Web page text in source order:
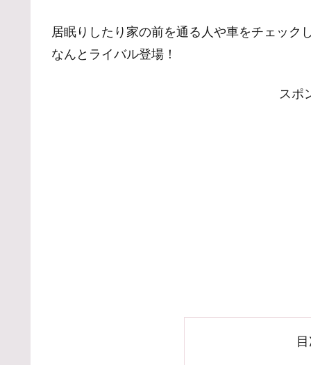
居眠りしたり家の前を通る人や車をチェック
なんとライバル登場！
スポ